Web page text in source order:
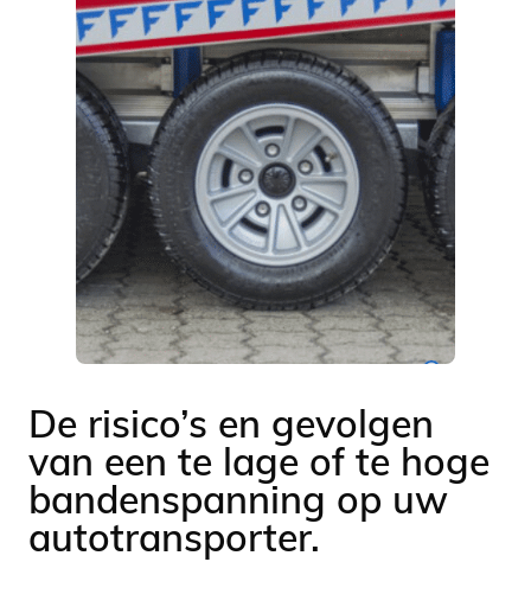
De risico’s en gevolgen
van een te lage of te hoge
bandenspanning op uw
autotransporter.